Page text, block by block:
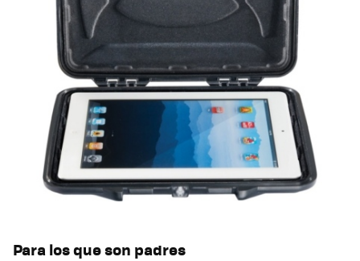
Para los que son padres